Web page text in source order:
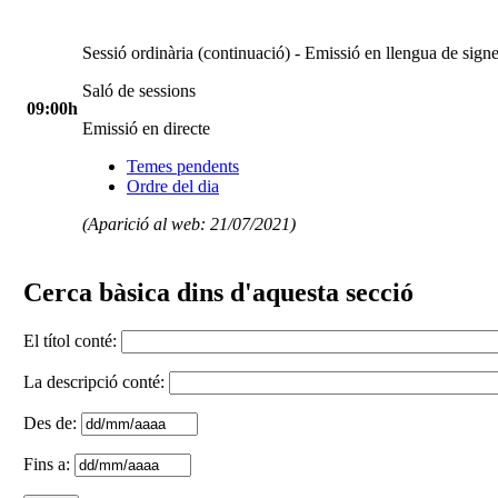
09:00h
Sessió ordinària (continuació) - Emissió en llengua de
Saló de sessions
Emissió en directe
Temes pendents
Ordre del dia
(Aparició al web: 21/07/2021)
Cerca bàsica dins d'aquesta secció
El títol conté:
La descripció conté:
Des de:
Fins a: